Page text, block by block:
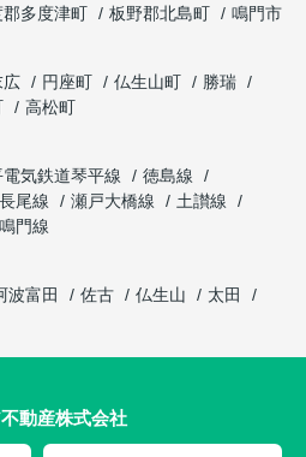
多度津町 板野郡北島町
鳴門市
広 円座町 仏生山町
勝瑞
高松町
気鉄道琴平線
徳島線
尾線 瀬戸大橋線
土讃線
鳴門線
波富田 佐古 仏生山
太田
動産株式会社